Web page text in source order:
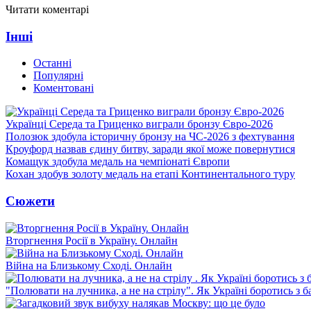
Читати коментарі
Інші
Останні
Популярні
Коментовані
Українці Середа та Гриценко виграли бронзу Євро-2026
Полозюк здобула історичну бронзу на ЧС-2026 з фехтування
Кроуфорд назвав єдину битву, заради якої може повернутися
Комащук здобула медаль на чемпіонаті Європи
Кохан здобув золоту медаль на етапі Континентального туру
Сюжети
Вторгнення Росії в Україну. Онлайн
Війна на Близькому Сході. Онлайн
"Полювати на лучника, а не на стрілу". Як Україні боротись з